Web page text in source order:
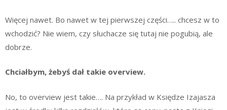
Więcej nawet. Bo nawet w tej pierwszej części….. chcesz w to
wchodzić? Nie wiem, czy słuchacze się tutaj nie pogubią, ale
dobrze.
Chciałbym, żebyś dał takie overview.
No, to overview jest takie…. Na przykład w Księdze Izajasza